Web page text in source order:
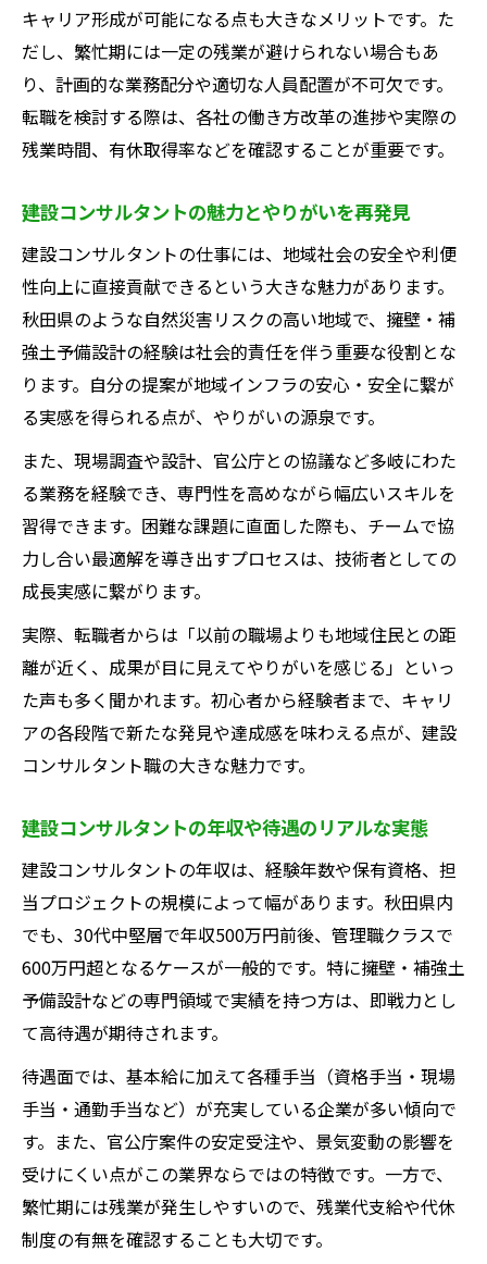
キャリア形成が可能になる点も大きなメリットです。た
だし、繁忙期には一定の残業が避けられない場合もあ
り、計画的な業務配分や適切な人員配置が不可欠です。
転職を検討する際は、各社の働き方改革の進捗や実際の
残業時間、有休取得率などを確認することが重要です。
建設コンサルタントの魅力とやりがいを再発見
建設コンサルタントの仕事には、地域社会の安全や利便
性向上に直接貢献できるという大きな魅力があります。
秋田県のような自然災害リスクの高い地域で、擁壁・補
強土予備設計の経験は社会的責任を伴う重要な役割とな
ります。自分の提案が地域インフラの安心・安全に繋が
る実感を得られる点が、やりがいの源泉です。
また、現場調査や設計、官公庁との協議など多岐にわた
る業務を経験でき、専門性を高めながら幅広いスキルを
習得できます。困難な課題に直面した際も、チームで協
力し合い最適解を導き出すプロセスは、技術者としての
成長実感に繋がります。
実際、転職者からは「以前の職場よりも地域住民との距
離が近く、成果が目に見えてやりがいを感じる」といっ
た声も多く聞かれます。初心者から経験者まで、キャリ
アの各段階で新たな発見や達成感を味わえる点が、建設
コンサルタント職の大きな魅力です。
建設コンサルタントの年収や待遇のリアルな実態
建設コンサルタントの年収は、経験年数や保有資格、担
当プロジェクトの規模によって幅があります。秋田県内
でも、30代中堅層で年収500万円前後、管理職クラスで
600万円超となるケースが一般的です。特に擁壁・補強土
予備設計などの専門領域で実績を持つ方は、即戦力とし
て高待遇が期待されます。
待遇面では、基本給に加えて各種手当（資格手当・現場
手当・通勤手当など）が充実している企業が多い傾向で
す。また、官公庁案件の安定受注や、景気変動の影響を
受けにくい点がこの業界ならではの特徴です。一方で、
繁忙期には残業が発生しやすいので、残業代支給や代休
制度の有無を確認することも大切です。